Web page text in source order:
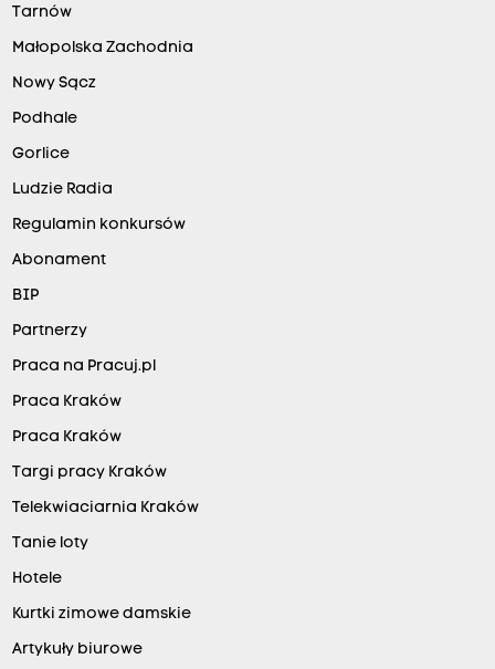
Tarnów
Małopolska Zachodnia
Nowy Sącz
Podhale
Gorlice
Ludzie Radia
Regulamin konkursów
Abonament
BIP
Partnerzy
Praca na Pracuj.pl
Praca Kraków
Praca Kraków
Targi pracy Kraków
Telekwiaciarnia Kraków
Tanie loty
Hotele
Kurtki zimowe damskie
Artykuły biurowe